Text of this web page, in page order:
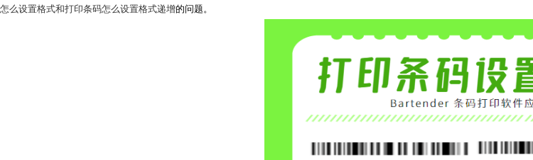
怎么设置格式和打印条码怎么设置格式递增的问题。